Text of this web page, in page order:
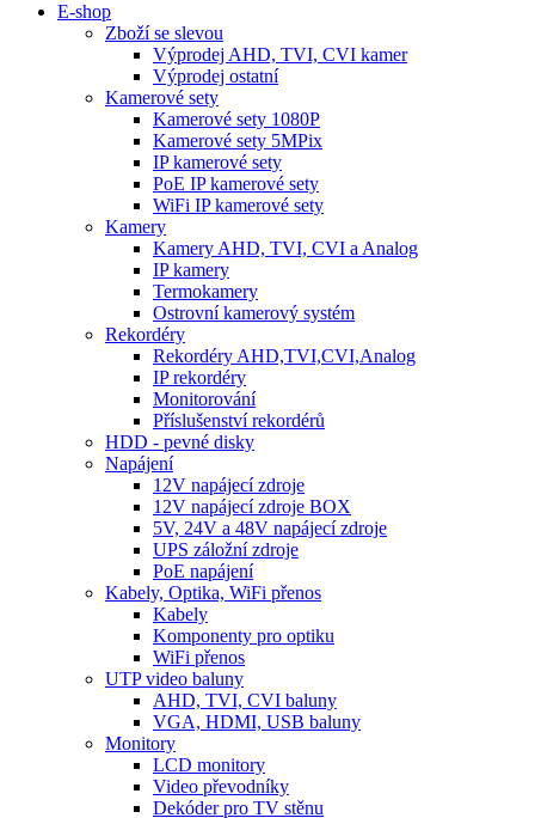
E-shop
Zboží se slevou
Výprodej AHD, TVI, CVI kamer
Výprodej ostatní
Kamerové sety
Kamerové sety 1080P
Kamerové sety 5MPix
IP kamerové sety
PoE IP kamerové sety
WiFi IP kamerové sety
Kamery
Kamery AHD, TVI, CVI a Analog
IP kamery
Termokamery
Ostrovní kamerový systém
Rekordéry
Rekordéry AHD,TVI,CVI,Analog
IP rekordéry
Monitorování
Příslušenství rekordérů
HDD - pevné disky
Napájení
12V napájecí zdroje
12V napájecí zdroje BOX
5V, 24V a 48V napájecí zdroje
UPS záložní zdroje
PoE napájení
Kabely, Optika, WiFi přenos
Kabely
Komponenty pro optiku
WiFi přenos
UTP video baluny
AHD, TVI, CVI baluny
VGA, HDMI, USB baluny
Monitory
LCD monitory
Video převodníky
Dekóder pro TV stěnu